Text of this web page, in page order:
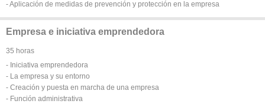
- Aplicación de medidas de prevención y protección en la empresa
Empresa e iniciativa emprendedora
35 horas
- Iniciativa emprendedora
- La empresa y su entorno
- Creación y puesta en marcha de una empresa
- Función administrativa